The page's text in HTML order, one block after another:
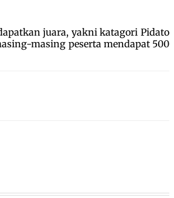
juara, yakni katagori Pidato
masing peserta mendapat 500